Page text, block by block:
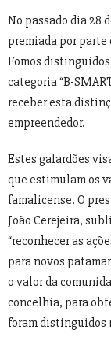
No passado dia 28
premiada por
Fomos distinguidos
categoria “B-
receber esta
empreendedor.
Estes galardões
que estimulam os
famalicense. O
João Cerejeira,
“reconhecer as
para novos
o valor da
concelhia, para
foram distinguidos